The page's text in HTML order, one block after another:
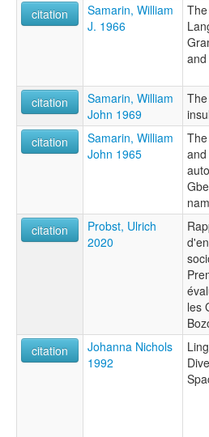
citation
Samarin, William
J. 1966
citation
Samarin, William
John 1969
citation
Samarin, William
John 1965
and
citation
Probst, Ulrich
2020
les
citation
Johanna Nichols
1992